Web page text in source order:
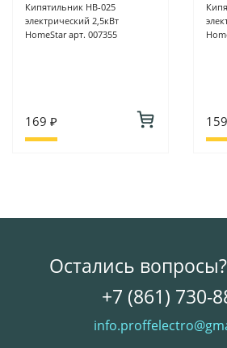
Кипятильник НВ-025
электрический 2,5кВт
HomeStar арт. 007355
169 ₽
Остались
+7 (861) 730-